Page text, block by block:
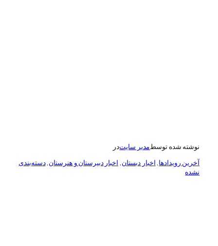
نوشته شده توسطمدیر سایتدر
آخرین رویدادها, اخبار دبستان, اخبار دبیرستان و هنرستان, دسته‌بندی
نشده